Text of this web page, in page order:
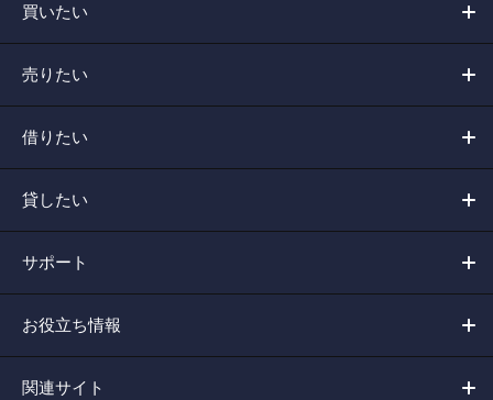
買いたい
売りたい
借りたい
貸したい
サポート
お役立ち情報
関連サイト